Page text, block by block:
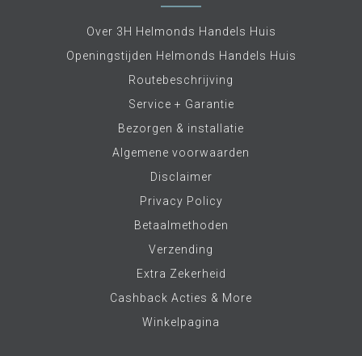
Over 3H Helmonds Handels Huis
Openingstijden Helmonds Handels Huis
Routebeschrijving
Service + Garantie
Bezorgen & installatie
Algemene voorwaarden
Disclaimer
Privacy Policy
Betaalmethoden
Verzending
Extra Zekerheid
Cashback Acties & More
Winkelpagina